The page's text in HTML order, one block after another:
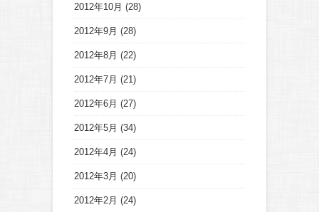
2012年10月 (28)
2012年9月 (28)
2012年8月 (22)
2012年7月 (21)
2012年6月 (27)
2012年5月 (34)
2012年4月 (24)
2012年3月 (20)
2012年2月 (24)